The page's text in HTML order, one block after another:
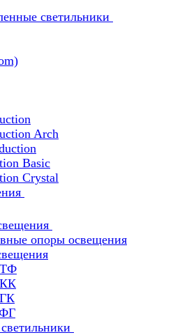
светильники
Arch
Basic
Crystal
опоры освещения